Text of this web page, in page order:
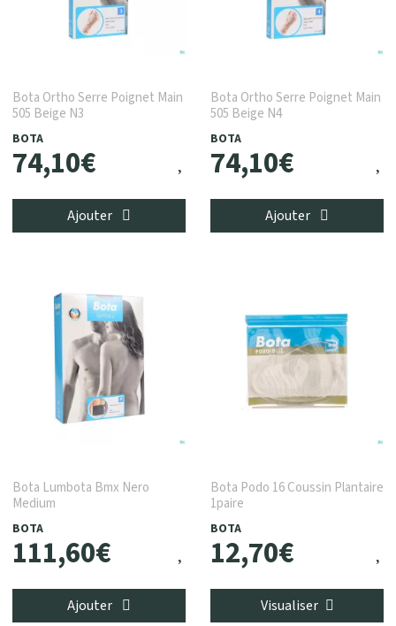
Bota Ortho Serre Poignet Main
505 Beige N3
BOTA
74,10€
Ajouter
Bota Ortho Serre Poignet Main
505 Beige N4
BOTA
74,10€
Ajouter
Bota Lumbota Bmx Nero
Medium
BOTA
111,60€
Ajouter
Bota Podo 16 Coussin Plantaire
1paire
BOTA
12,70€
Visualiser